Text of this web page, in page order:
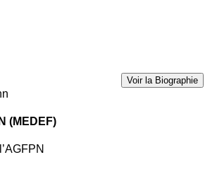
Voir la Biographie
(MEDEF)